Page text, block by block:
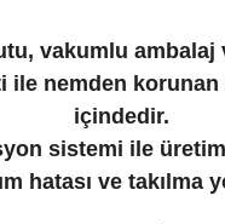
vakumlu ambalaj
ile nemden korunan
içindedir.
sistemi ile üretim
hatası ve takılma